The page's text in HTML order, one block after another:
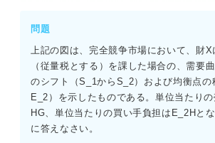
問題
上記の図は、完全競争市場において、財
（従量税とする）を課した場合の、需要
のシフト（S_1からS_2）および均衡点の
E_2）を示したものである。単位当たり
HG、単位当たりの買い手負担はE_2Hと
に答えなさい。